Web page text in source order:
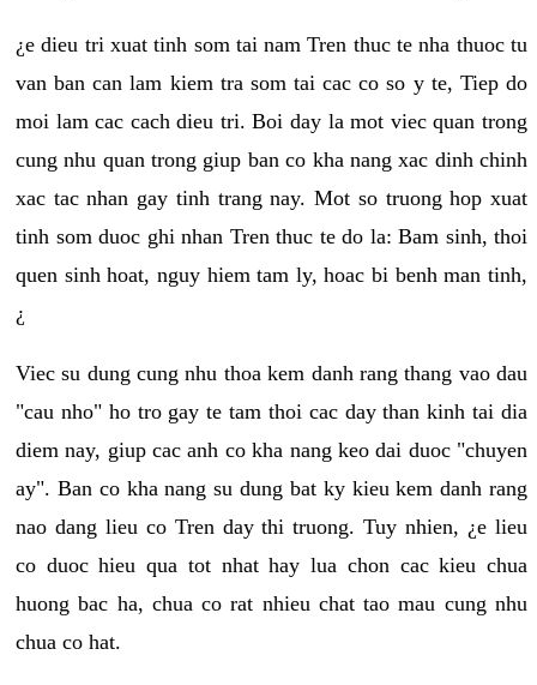
¿e dieu tri xuat tinh som tai nam Tren thuc te nha thuoc tu
van ban can lam kiem tra som tai cac co so y te, Tiep do
moi lam cac cach dieu tri. Boi day la mot viec quan trong
cung nhu quan trong giup ban co kha nang xac dinh chinh
xac tac nhan gay tinh trang nay. Mot so truong hop xuat
tinh som duoc ghi nhan Tren thuc te do la: Bam sinh, thoi
quen sinh hoat, nguy hiem tam ly, hoac bi benh man tinh,
¿
Viec su dung cung nhu thoa kem danh rang thang vao dau
"cau nho" ho tro gay te tam thoi cac day than kinh tai dia
diem nay, giup cac anh co kha nang keo dai duoc "chuyen
ay". Ban co kha nang su dung bat ky kieu kem danh rang
nao dang lieu co Tren day thi truong. Tuy nhien, ¿e lieu
co duoc hieu qua tot nhat hay lua chon cac kieu chua
huong bac ha, chua co rat nhieu chat tao mau cung nhu
chua co hat.